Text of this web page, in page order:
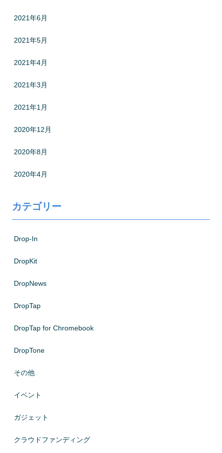
2021年6月
2021年5月
2021年4月
2021年3月
2021年1月
2020年12月
2020年8月
2020年4月
カテゴリー
Drop-In
DropKit
DropNews
DropTap
DropTap for Chromebook
DropTone
その他
イベント
ガジェット
クラウドファンディング